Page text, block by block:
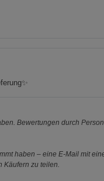
Bewertungen durch
haben – eine E-Mail mit
Käufern zu teilen.